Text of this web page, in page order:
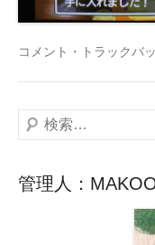
コメント・トラックバ
検
管理人：